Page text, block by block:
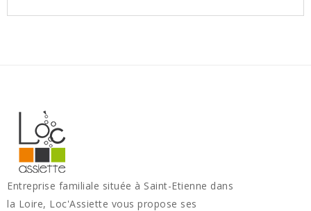
Entreprise familiale située à Saint-Etienne dans
la Loire, Loc'Assiette vous propose ses